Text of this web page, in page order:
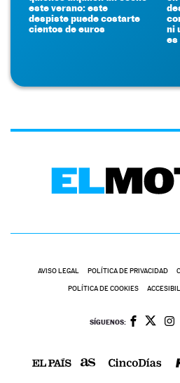
este verano: este
despiste puede costarte
cientos de euros
ni
es
AVISO LEGAL POLÍTICA DE PRIVACIDAD
POLÍTICA DE COOKIES
SÍGUENOS: